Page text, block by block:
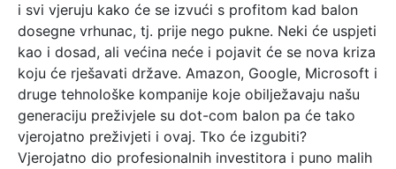
i svi vjeruju kako će se izvući s profitom kad balon
dosegne vrhunac, tj. prije nego pukne. Neki će uspjeti
kao i dosad, ali većina neće i pojavit će se nova kriza
koju će rješavati države. Amazon, Google, Microsoft i
druge tehnološke kompanije koje obilježavaju našu
generaciju preživjele su dot-com balon pa će tako
vjerojatno preživjeti i ovaj. Tko će izgubiti?
Vjerojatno dio profesionalnih investitora i puno malih